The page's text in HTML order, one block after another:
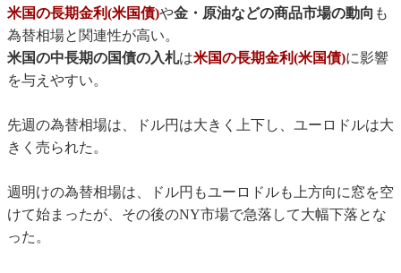
米国の長期金利(米国債)や金・原油などの商品市場の動向 も
為替相場と関連性が高い。
米国の中長期の国債の入札は米国の長期金利(米国債)に影響
を与えやすい。
先週の為替相場は、ドル円は大きく上下し、ユーロドルは大
きく売られた。
週明けの為替相場は、ドル円もユーロドルも上方向に窓を空
けて始まったが、その後のNY市場で急落して大幅下落とな
った。